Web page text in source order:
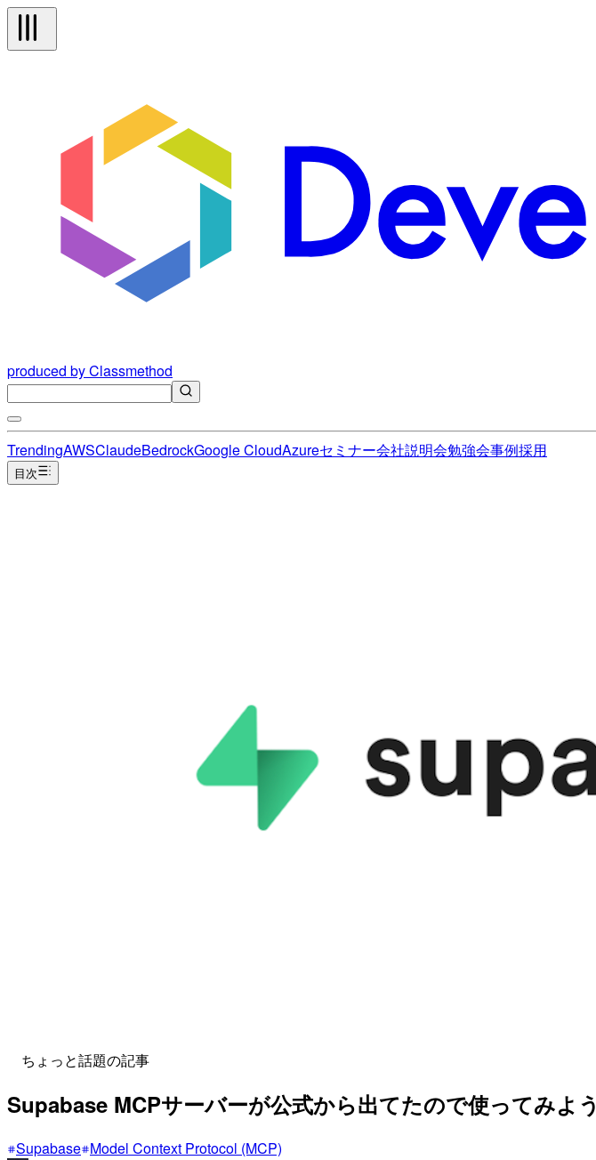
produced by Classmethod
TrendingAWSClaudeBedrockGoogle CloudAzureセミナー会社説明会勉強会事例採用
目次
ちょっと話題の記事
Supabase MCPサーバーが公式から出てたので使ってみよう
Supabase Model Context Protocol (MCP)